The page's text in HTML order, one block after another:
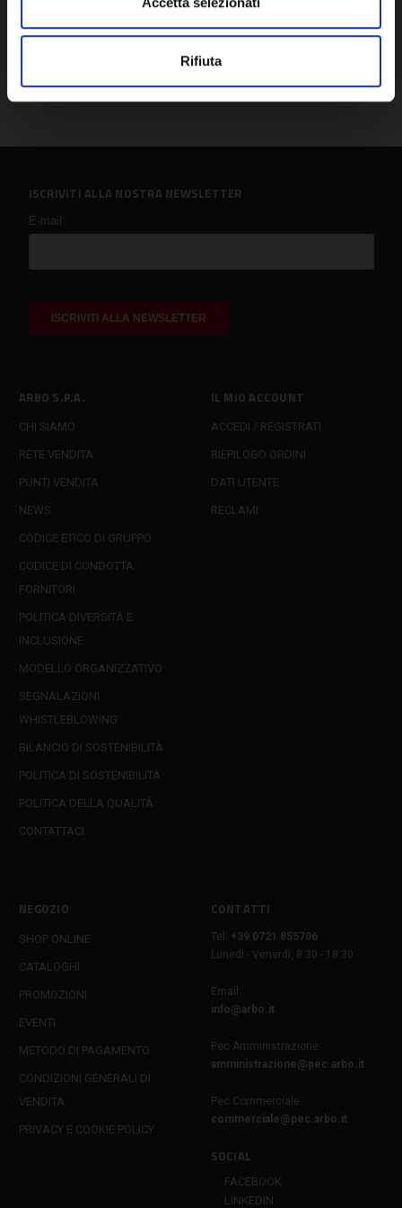
Rifiuta
ARBO S.P.A.
CHI SIAMO
RETE VENDITA
PUNTI VENDITA
NEWS
CODICE ETICO DI GRUPPO
CODICE DI CONDOTTA
FORNITORI
POLITICA DIVERSITÀ E
INCLUSIONE
MODELLO ORGANIZZATIVO
SEGNALAZIONI
WHISTLEBLOWING
BILANCIO DI SOSTENIBILITÀ
POLITICA DI SOSTENIBILITÀ
POLITICA DELLA QUALITÀ
CONTATTACI
IL MIO ACCOUNT
ACCEDI / REGISTRATI
RIEPILOGO ORDINI
DATI UTENTE
RECLAMI
NEGOZIO
SHOP ONLINE
CATALOGHI
PROMOZIONI
EVENTI
METODO DI PAGAMENTO
CONDIZIONI GENERALI DI
VENDITA
PRIVACY E COOKIE POLICY
CONTATTI
Tel:
+39 0721 855706
Lunedì - Venerdì, 8:30 - 18:30
Email:
info@arbo.it
Pec Amministrazione:
amministrazione@pec.arbo.it
Pec Commerciale:
commerciale@pec.arbo.it
SOCIAL
FACEBOOK
LINKEDIN
ISCRIVITI ALLA NOSTRA NEWSLETTER